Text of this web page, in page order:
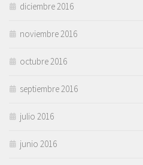
diciembre 2016
noviembre 2016
octubre 2016
septiembre 2016
julio 2016
junio 2016